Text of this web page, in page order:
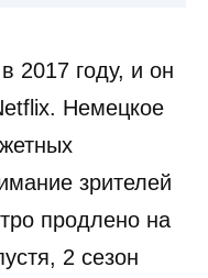
2017 году, и он
Немецкое
зрителей
продлено на
2 сезон